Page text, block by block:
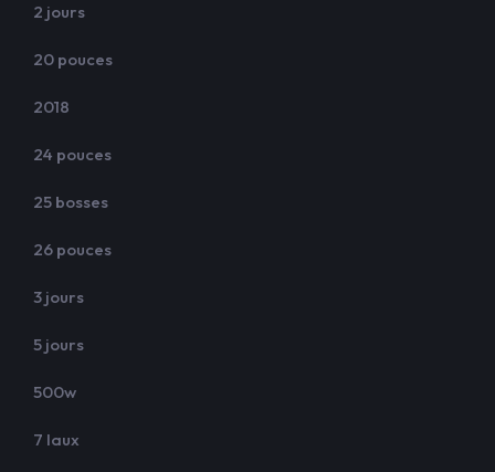
2 jours
20 pouces
2018
24 pouces
25 bosses
26 pouces
3 jours
5 jours
500w
7 laux